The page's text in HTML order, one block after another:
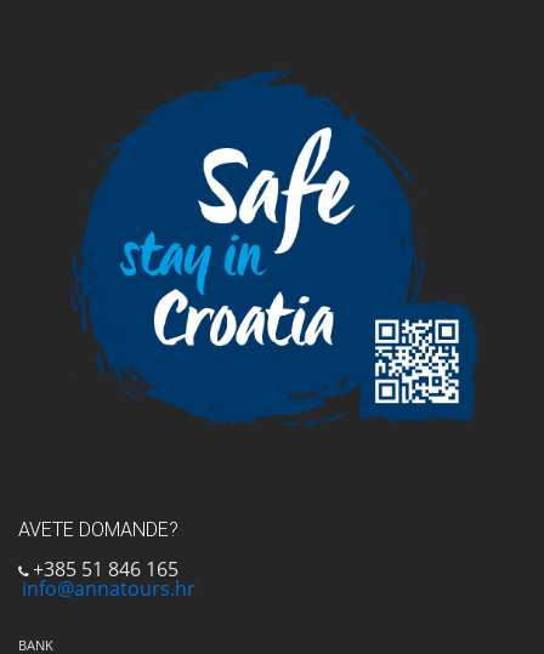
AVETE DOMANDE?
+385 51 846 165
info@annatours.hr
BANK